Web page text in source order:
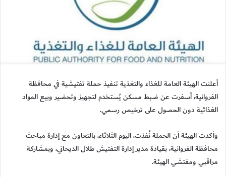
أعلنت الهيئة العامة للغذاء والتغذية تنفيذ حملة تفتيشية في محافظة
الفروانية، أسفرت عن ضبط مسكن يُستخدم لتجهيز وتحضير وبيع المواد
الغذائية دون الحصول على ترخيص رسمي.
وأكدت الهيئة أن الحملة نُفذت، اليوم الثلاثاء، بالتعاون مع إدارة مباحث
محافظة الفروانية، بقيادة مدير إدارة التفتيش طلال الديحاني، وبمشاركة
مراقبي ومفتشي الهيئة.